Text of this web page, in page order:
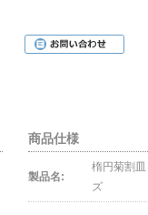
商品仕様
製品名:
楕円菊割
ズ